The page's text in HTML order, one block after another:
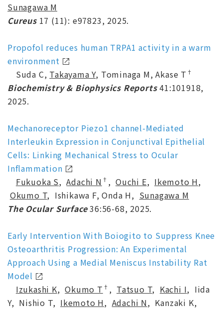
Sunagawa M
Cureus17 (11): e97823, 2025.
Propofol reduces human TRPA1 activity in a warm
environment
Suda C, Takayama Y, Tominaga M, Akase T †
Biochemistry & Biophysics Reports41:101918,
2025.
Mechanoreceptor Piezo1 channel-Mediated
Interleukin Expression in Conjunctival Epithelial
Cells: Linking Mechanical Stress to Ocular
Inflammation
Fukuoka S,Adachi N † ,Ouchi E, Ikemoto H,
Okumo T, Ishikawa F, Onda H, Sunagawa M
The Ocular Surface36:56-68, 2025.
Early Intervention With Boiogito to Suppress Knee
Osteoarthritis Progression: An Experimental
Approach Using a Medial Meniscus Instability Rat
Model
Izukashi K,Okumo T † , Tatsuo T, Kachi I, Iida
Y, Nishio T, Ikemoto H, Adachi N, Kanzaki K,